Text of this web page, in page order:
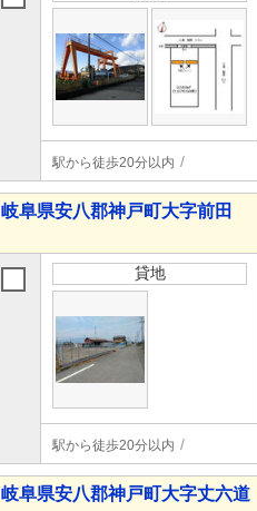
駅から徒歩20分以内
岐阜県安八郡神戸町大字前田
貸地
駅から徒歩20分以内
岐阜県安八郡神戸町大字丈六道